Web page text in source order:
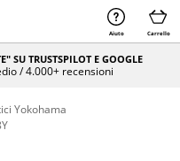
Aiuto Carrello
SU TRUSTSPILOT E GOOGLE
/ 4.000+ recensioni
Yokohama